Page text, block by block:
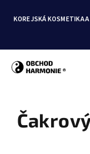
KOREJSKÁ KOSMETIKA